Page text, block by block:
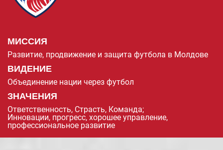
МИССИЯ
Развитие, продвижение и защита футбола в Молдове
ВИДЕНИЕ
Объединение нации через футбол
ЗНАЧЕНИЯ
Ответственность, Страсть, Команда;
Инновации, прогресс, хорошее управление,
профессиональное развитие